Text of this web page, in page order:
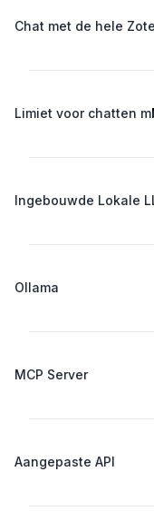
Chat met de hele
Limiet voor chatten
Ingebouwde Lokale
Ollama
MCP Server
Aangepaste API